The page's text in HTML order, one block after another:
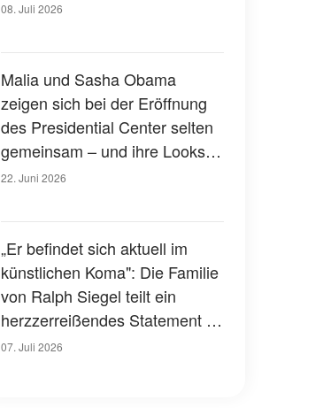
08. Juli 2026
Malia und Sasha Obama
zeigen sich bei der Eröffnung
des Presidential Center selten
gemeinsam – und ihre Looks
sorgen für Aufsehen – Fotos
22. Juni 2026
„Er befindet sich aktuell im
künstlichen Koma": Die Familie
von Ralph Siegel teilt ein
herzzerreißendes Statement –
was ist passiert?
07. Juli 2026